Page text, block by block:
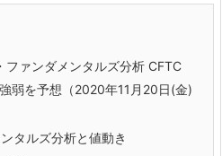
ファンダメンタルズ分析 CFTC
弱を予想（2020年11月20日(金)
タルズ分析と値動き